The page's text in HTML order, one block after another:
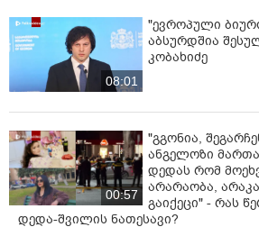
08:01
"ევროპული
აბსურდშია
კობახიძე
00:57
"გგონია,
ანგელოზი მართა
დედას რომ
არარაობა,
გაიქეცი" - რას
დედა-შვილის ნათესავი?